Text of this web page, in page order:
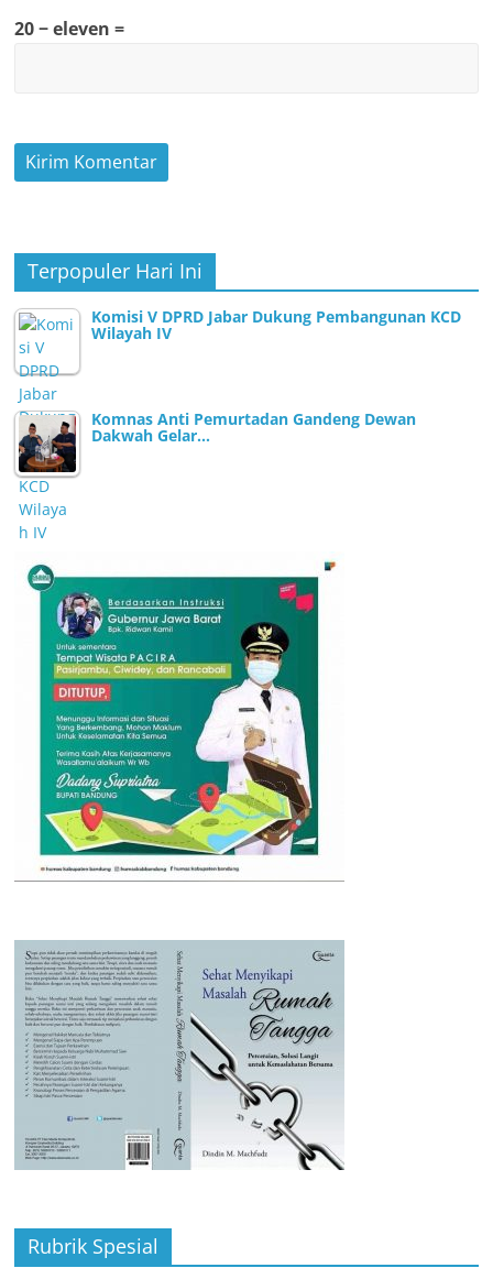
20 − eleven =
Terpopuler Hari Ini
Komisi V DPRD Jabar Dukung Pembangunan KCD
Wilayah IV
Komnas Anti Pemurtadan Gandeng Dewan
Dakwah Gelar…
Rubrik Spesial